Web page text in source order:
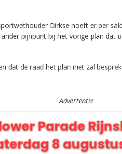
Dirkse hoeft er per
pijnpunt bij het vorige plan dat
dat de raad het plan niet zal
Advertentie